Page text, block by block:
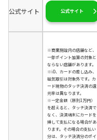
公式サイト 公式サイト
※商業施設内の店舗など、
一部ポイント加算の対象と
ならない店舗があります。
※iD、カードの差し込み、
磁気取引は対象外です。カ
ード現物のタッチ決済の還
元率は異なります。
※一定金額（原則1万円）
を超えると、タッチ決済で
なく、決済端末にカードを
挿して支払になる場合があ
ります。その場合の支払い
分は、タッチ決済分のポイ